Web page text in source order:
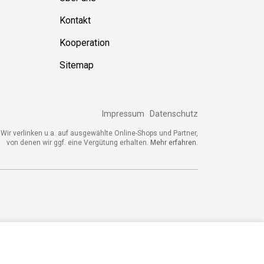
Kontakt
Kooperation
Sitemap
Impressum Datenschutz
verlinken u.a. auf ausgewählte Online-Shops und Partner,
von denen wir ggf. eine Vergütung erhalten.
Mehr erfahren.